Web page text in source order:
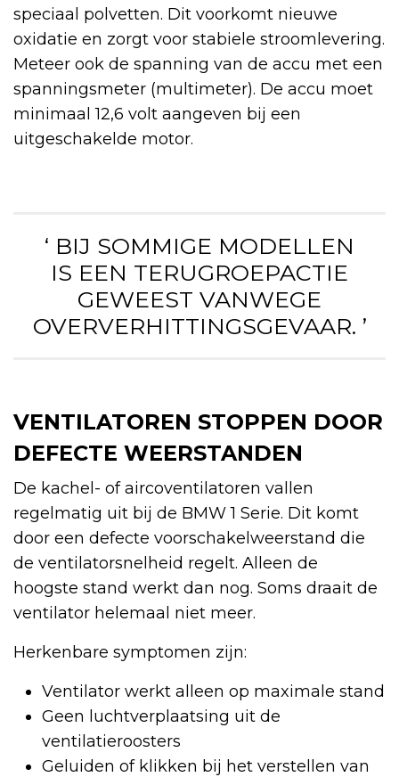
speciaal polvetten. Dit voorkomt nieuwe
oxidatie en zorgt voor stabiele stroomlevering.
Meteer ook de spanning van de accu met een
spanningsmeter (multimeter). De accu moet
minimaal 12,6 volt aangeven bij een
uitgeschakelde motor.
‘ BIJ SOMMIGE MODELLEN
IS EEN TERUGROEPACTIE
GEWEEST VANWEGE
OVERVERHITTINGSGEVAAR. ’
VENTILATOREN STOPPEN DOOR
DEFECTE WEERSTANDEN
De kachel- of aircoventilatoren vallen
regelmatig uit bij de BMW 1 Serie. Dit komt
door een defecte voorschakelweerstand die
de ventilatorsnelheid regelt. Alleen de
hoogste stand werkt dan nog. Soms draait de
ventilator helemaal niet meer.
Herkenbare symptomen zijn:
Ventilator werkt alleen op maximale stand
Geen luchtverplaatsing uit de
ventilatieroosters
Geluiden of klikken bij het verstellen van